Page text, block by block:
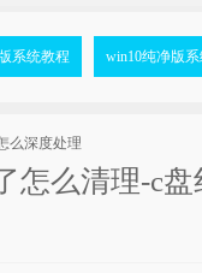
系统教程 win10纯净版
怎么清理-c